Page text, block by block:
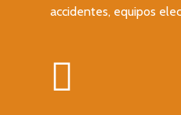
accidentes, equipos